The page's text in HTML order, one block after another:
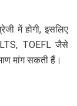
में होगी, इसलिए
TOEFL जैसे
मांग सकती हैं।